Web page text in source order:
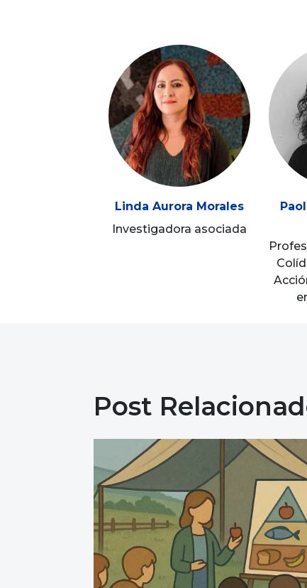
Linda Aurora Morales
Investigadora asociada
Post